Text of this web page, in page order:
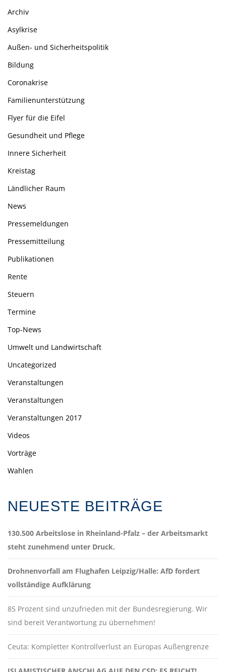
Archiv
Asylkrise
Außen- und Sicherheitspolitik
Bildung
Coronakrise
Familienunterstützung
Flyer für die Eifel
Gesundheit und Pflege
Innere Sicherheit
Kreistag
Ländlicher Raum
News
Pressemeldungen
Pressemitteilung
Publikationen
Rente
Steuern
Termine
Top-News
Umwelt und Landwirtschaft
Uncategorized
Veranstaltungen
Veranstaltungen
Veranstaltungen 2017
Videos
Vorträge
Wahlen
NEUESTE BEITRÄGE
130.500 Arbeitslose in Rheinland-Pfalz – der Arbeitsmarkt
steht zunehmend unter Druck.
Drohnenvorfall am Flughafen Leipzig/Halle: AfD fordert
vollständige Aufklärung
85 Prozent sind unzufrieden mit der Bundesregierung. Wir
sind bereit Verantwortung zu übernehmen!
Ceuta: Kompletter Kontrollverlust an Europas Außengrenze